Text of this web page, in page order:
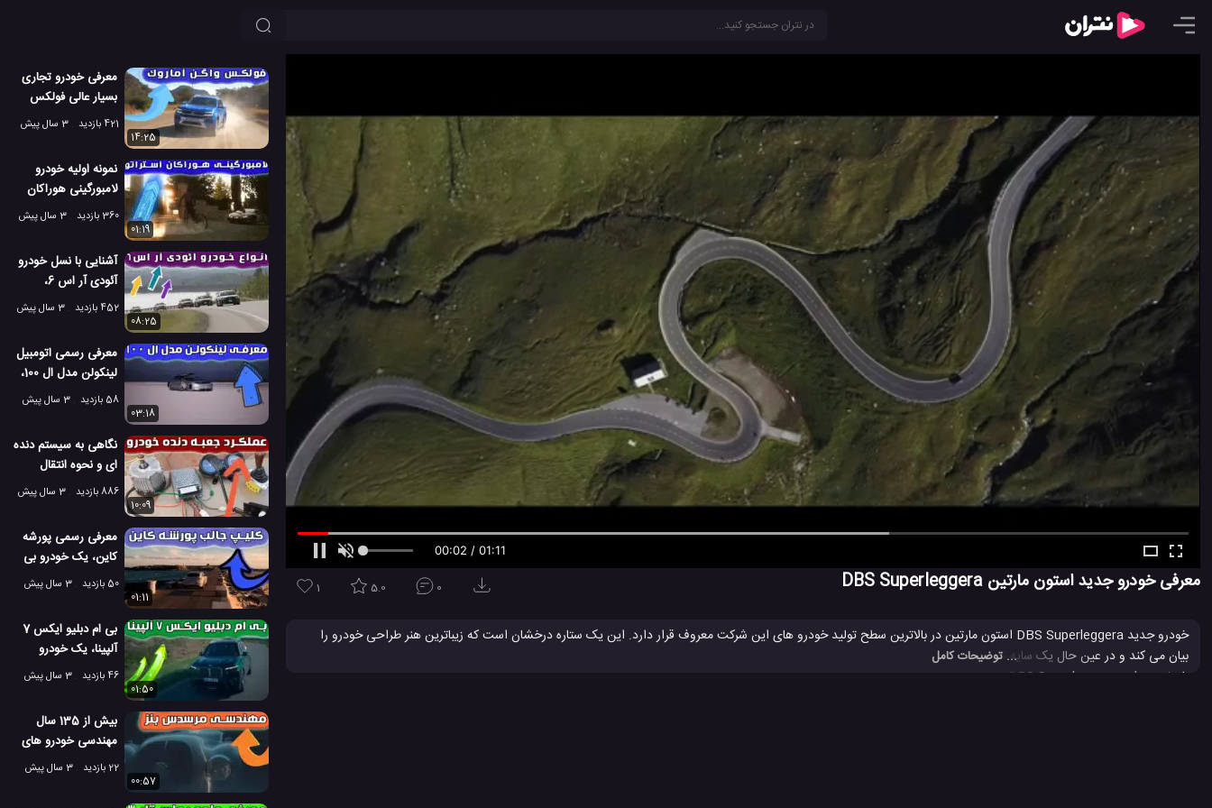
00:02 / 01:11
معرفی خودرو جدید استون مارتین DBS Superleggera 1 5.0 0
خودرو جدید DBS Superleggera استون مارتین در بالاترین سطح تولید خودرو های این شرکت معروف قرار دارد. این یک ستاره درخشان است که زیباترین هنر طراحی خودرو را
بیان می کند و در عین حال یک سایه تاریک و تهدیدآمیز با نیروی بی رحمانه و پر قدرت خود را نیز به چالش می کشد. این خودرو با ترکیبی از ویژگی های خوب و عالی همراه است که
باعث می شود DBS Superleggera یک خودرو مطلق و برتر استون مارتین باشد.
... توضیحات کامل
معرفی خودرو تجاری
بسیار عالی فولکس
واگن آماروک
421 بازدید
3 سال پیش
14:25
نمونه اولیه خودرو
لامبورگینی هوراکان
استراتو در جاده
360 بازدید
3 سال پیش
01:19
آشنایی با نسل خودرو
آئودی آر اس 6،
شگفت انگیز ترین؟
452 بازدید
3 سال پیش
08:25
معرفی رسمی اتومبیل
لینکولن مدل ال 100،
یک خودرو لوکس
58 بازدید
3 سال پیش
03:18
نگاهی به سیستم دنده
ای و نحوه انتقال
قدرت موتور خودرو
886 بازدید
3 سال پیش
10:09
معرفی رسمی پورشه
کاین، یک خودرو بی
نظیر
50 بازدید
3 سال پیش
01:11
بی ام دبلیو ایکس 7
آلپینا، یک خودرو
بسیار لوکس
46 بازدید
3 سال پیش
01:50
بیش از 135 سال
مهندسی خودرو های
شرکت مرسدس بنز
22 بازدید
3 سال پیش
00:57